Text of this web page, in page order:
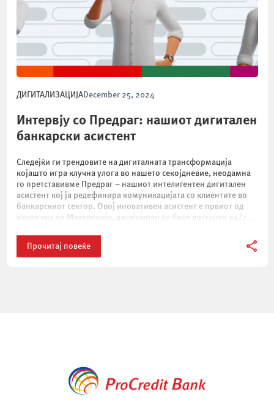
ДИГИТАЛИЗАЦИЈАDecember 25, 2024
Интервју со Предраг: нашиот дигитален
банкарски асистент
Следејќи ги трендовите на дигиталната трансформација
којашто игра клучна улога во нашето секојдневие, неодамна
го претставивме Предраг – нашиот интелигентен дигитален
асистент кој ја редефинира комуникацијата со клиентите во
банкарскиот сектор. Овој иновативен асистент е првиот од
ваков вид во Македонија, дизајниран да биде достапен 24/7 и
Прочитај повеќе